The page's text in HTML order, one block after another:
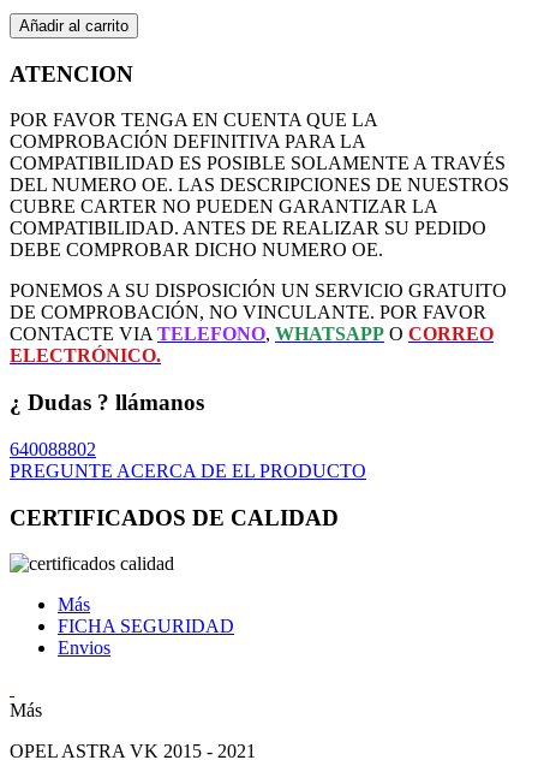
Añadir al carrito
ATENCION
POR FAVOR TENGA EN CUENTA QUE LA
COMPROBACIÓN DEFINITIVA PARA LA
COMPATIBILIDAD ES POSIBLE SOLAMENTE A TRAVÉS
DEL NUMERO OE. LAS DESCRIPCIONES DE NUESTROS
CUBRE CARTER NO PUEDEN GARANTIZAR LA
COMPATIBILIDAD. ANTES DE REALIZAR SU PEDIDO
DEBE COMPROBAR DICHO NUMERO OE.
PONEMOS A SU DISPOSICIÓN UN SERVICIO GRATUITO
DE COMPROBACIÓN, NO VINCULANTE. POR FAVOR
CONTACTE VIATELEFONO, WHATSAPP O CORREO
ELECTRÓNICO.
¿ Dudas ? llámanos
640088802
PREGUNTE ACERCA DE EL PRODUCTO
CERTIFICADOS DE CALIDAD
Más
FICHA SEGURIDAD
Envios
Más
OPEL ASTRA VK 2015 - 2021